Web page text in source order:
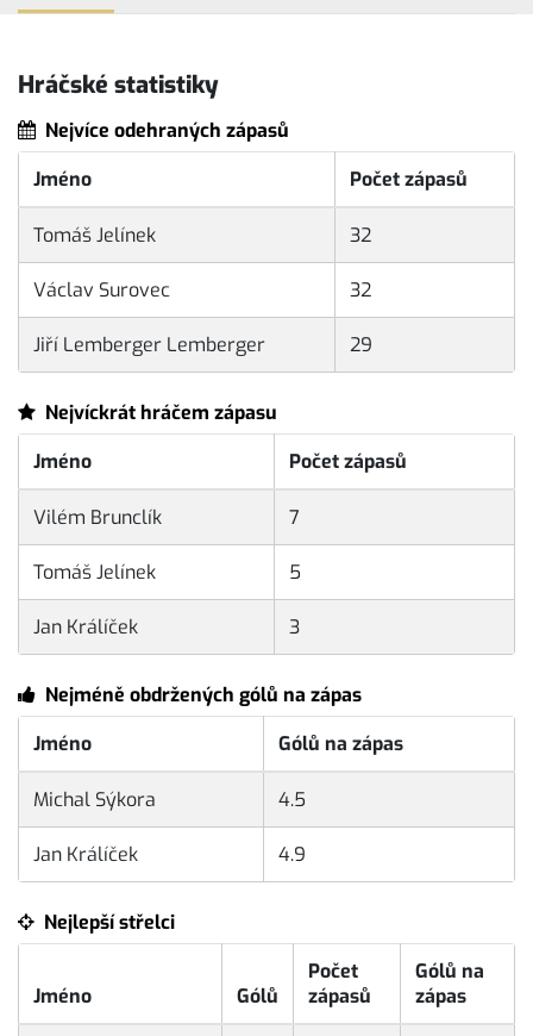
Hráčské statistiky
Nejvíce odehraných zápasů
Jméno
Počet zápasů
Tomáš Jelínek 32
Václav Surovec 32
Jiří Lemberger Lemberger 29
Nejvíckrát hráčem zápasu
Jméno
Počet zápasů
Vilém Brunclík 7
Tomáš Jelínek 5
Jan Králíček 3
Nejméně obdržených gólů na zápas
Jméno
Gólů na zápas
Michal Sýkora 4.5
Jan Králíček 4.9
Nejlepší střelci
Jméno Gólů
Počet
zápasů
Gólů na
zápas